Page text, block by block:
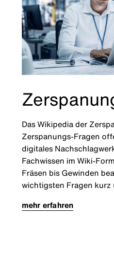
Das Wikipedia der
Zerspanungs-Fragen
digitales
Fachwissen im Wiki-
Fräsen bis Gewinden
wichtigsten Fragen
mehr erfahren